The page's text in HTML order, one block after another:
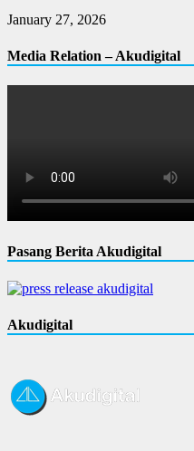
January 27, 2026
Media Relation – Akudigital
Pasang Berita Akudigital
Akudigital